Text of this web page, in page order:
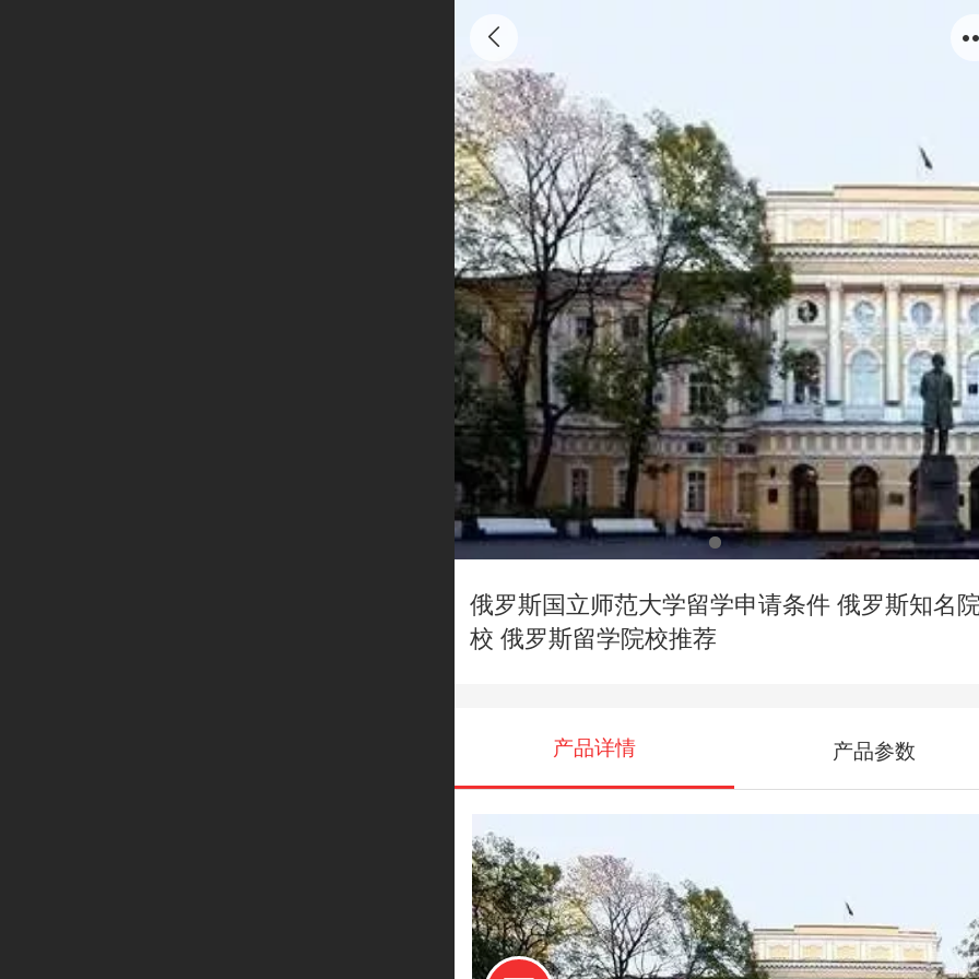
俄罗斯国立师范大学留学申请条件 俄罗斯知名
校 俄罗斯留学院校推荐
产品详情 产品参数